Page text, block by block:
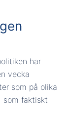
har
vecka
som på olika
faktiskt